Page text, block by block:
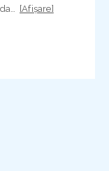
[Afișare]